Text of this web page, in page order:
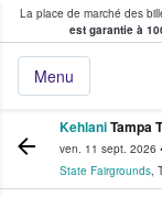
La place de marché des
est garantie à
Menu
fans
KehlaniTampa
ven. 11 sept. 2026 •
State Fairgrounds,